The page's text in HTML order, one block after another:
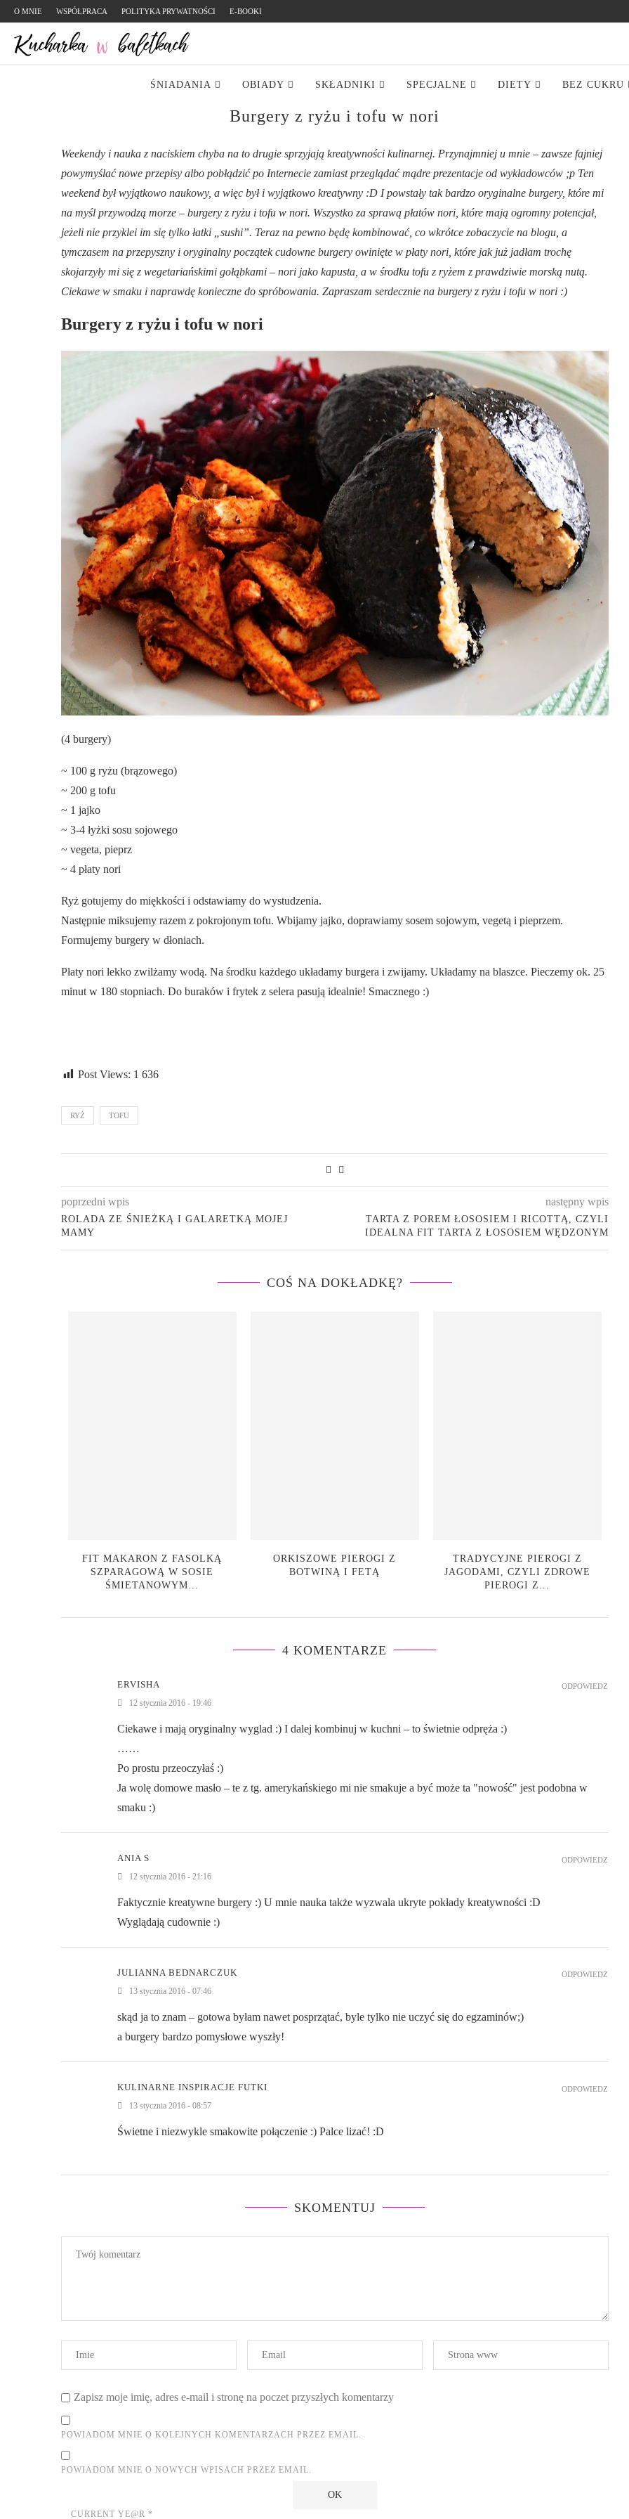
O MNIE WSPÓŁPRACA POLITYKA PRYWATNOŚCI E-BOOKI
ŚNIADANIA OBIADY SKŁADNIKI SPECJALNE DIETY BEZ CUKRU
Burgery z ryżu i tofu w nori
Weekendy i nauka z naciskiem chyba na to drugie sprzyjają kreatywności kulinarnej. Przynajmniej u mnie – zawsze fajniej
powymyślać nowe przepisy albo pobłądzić po Internecie zamiast przeglądać mądre prezentacje od wykładowców ;p Ten
weekend był wyjątkowo naukowy, a więc był i wyjątkowo kreatywny :D I powstały tak bardzo oryginalne burgery, które mi
na myśl przywodzą morze – burgery z ryżu i tofu w nori. Wszystko za sprawą płatów nori, które mają ogromny potencjał,
jeżeli nie przyklei im się tylko łatki „sushi”. Teraz na pewno będę kombinować, co wkrótce zobaczycie na blogu, a
tymczasem na przepyszny i oryginalny początek cudowne burgery owinięte w płaty nori, które jak już jadłam trochę
skojarzyły mi się z wegetariańskimi gołąbkami – nori jako kapusta, a w środku tofu z ryżem z prawdziwie morską nutą.
Ciekawe w smaku i naprawdę konieczne do spróbowania. Zapraszam serdecznie na burgery z ryżu i tofu w nori :)
Burgery z ryżu i tofu w nori
(4 burgery)
~ 100 g ryżu (brązowego)
~ 200 g tofu
~ 1 jajko
~ 3-4 łyżki sosu sojowego
~ vegeta, pieprz
~ 4 płaty nori
Ryż gotujemy do miękkości i odstawiamy do wystudzenia.
Następnie miksujemy razem z pokrojonym tofu. Wbijamy jajko, doprawiamy sosem sojowym, vegetą i pieprzem.
Formujemy burgery w dłoniach.
Płaty nori lekko zwilżamy wodą. Na środku każdego układamy burgera i zwijamy. Układamy na blaszce. Pieczemy ok. 25
minut w 180 stopniach. Do buraków i frytek z selera pasują idealnie! Smacznego :)
Post Views: 1 636
RYŻ TOFU
poprzedni wpis
ROLADA ZE ŚNIEŻKĄ I GALARETKĄ MOJEJ
MAMY
następny wpis
TARTA Z POREM ŁOSOSIEM I RICOTTĄ, CZYLI
IDEALNA FIT TARTA Z ŁOSOSIEM WĘDZONYM
COŚ NA DOKŁADKĘ?
FIT MAKARON Z FASOLKĄ
SZPARAGOWĄ W SOSIE
ŚMIETANOWYM...
ORKISZOWE PIEROGI Z
BOTWINĄ I FETĄ
TRADYCYJNE PIEROGI Z
JAGODAMI, CZYLI ZDROWE
PIEROGI Z...
4 KOMENTARZE
ERVISHA
12 stycznia 2016 - 19:46
Ciekawe i mają oryginalny wyglad :) I dalej kombinuj w kuchni – to świetnie odpręża :)
……
Po prostu przeoczyłaś :)
Ja wolę domowe masło – te z tg. amerykańskiego mi nie smakuje a być może ta "nowość" jest podobna w
smaku :)
ODPOWIEDZ
ANIA S
12 stycznia 2016 - 21:16
Faktycznie kreatywne burgery :) U mnie nauka także wyzwala ukryte pokłady kreatywności :D
Wyglądają cudownie :)
ODPOWIEDZ
JULIANNA BEDNARCZUK
13 stycznia 2016 - 07:46
skąd ja to znam – gotowa byłam nawet posprzątać, byle tylko nie uczyć się do egzaminów;)
a burgery bardzo pomysłowe wyszły!
ODPOWIEDZ
KULINARNE INSPIRACJE FUTKI
13 stycznia 2016 - 08:57
Świetne i niezwykle smakowite połączenie :) Palce lizać! :D
ODPOWIEDZ
SKOMENTUJ
Zapisz moje imię, adres e-mail i stronę na poczet przyszłych komentarzy
POWIADOM MNIE O KOLEJNYCH KOMENTARZACH PRZEZ EMAIL.
POWIADOM MNIE O NOWYCH WPISACH PRZEZ EMAIL.
CURRENT YE@R *